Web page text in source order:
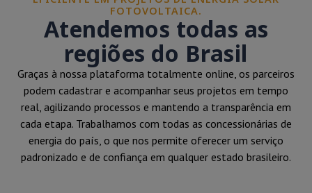
FOTOVOLTAICA.
Atendemos todas as
regiões do Brasil
Graças à nossa plataforma totalmente online, os parceiros
podem cadastrar e acompanhar seus projetos em tempo
real, agilizando processos e mantendo a transparência em
cada etapa. Trabalhamos com todas as concessionárias de
energia do país, o que nos permite oferecer um serviço
padronizado e de confiança em qualquer estado brasileiro.